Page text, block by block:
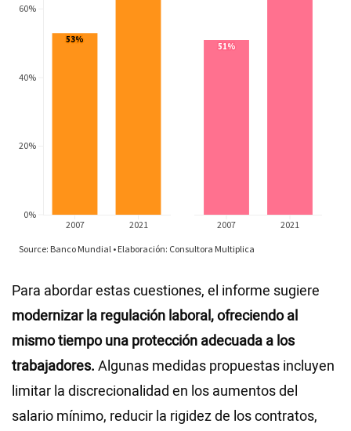
Para abordar estas cuestiones, el informe sugiere
modernizar la regulación laboral, ofreciendo al
mismo tiempo una protección adecuada a los
trabajadores. Algunas medidas propuestas incluyen
limitar la discrecionalidad en los aumentos del
salario mínimo, reducir la rigidez de los contratos,